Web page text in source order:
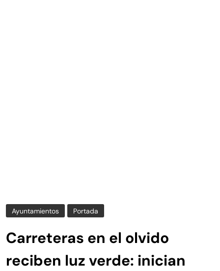
Ayuntamientos Portada
Carreteras en el olvido
reciben luz verde: inician